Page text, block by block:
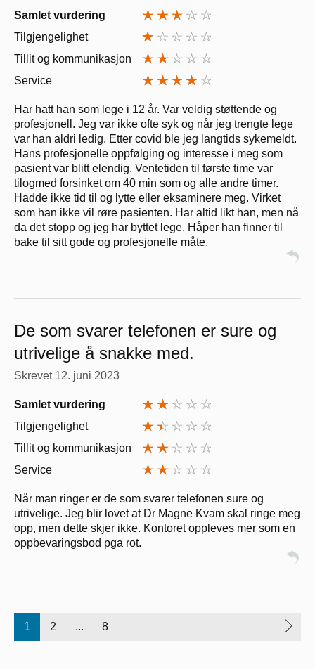
Samlet vurdering
Tilgjengelighet
Tillit og kommunikasjon
Service
Har hatt han som lege i 12 år. Var veldig støttende og
profesjonell. Jeg var ikke ofte syk og når jeg trengte lege
var han aldri ledig. Etter covid ble jeg langtids sykemeldt.
Hans profesjonelle oppfølging og interesse i meg som
pasient var blitt elendig. Ventetiden til første time var
tilogmed forsinket om 40 min som og alle andre timer.
Hadde ikke tid til og lytte eller eksaminere meg. Virket
som han ikke vil røre pasienten. Har altid likt han, men nå
da det stopp og jeg har byttet lege. Håper han finner til
bake til sitt gode og profesjonelle måte.
De som svarer telefonen er sure og
utrivelige å snakke med.
Skrevet 12. juni 2023
Samlet vurdering
Tilgjengelighet
Tillit og kommunikasjon
Service
Når man ringer er de som svarer telefonen sure og
utrivelige. Jeg blir lovet at Dr Magne Kvam skal ringe meg
opp, men dette skjer ikke. Kontoret oppleves mer som en
oppbevaringsbod pga rot.
1 2 ... 8